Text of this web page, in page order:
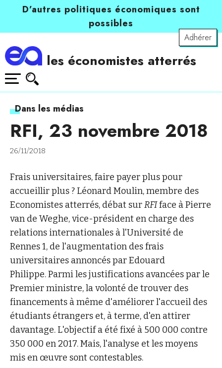
D’autres politiques économiques sont
possibles
Adhérer
les économistes atterrés
Dans les médias
RFI, 23 novembre 2018
26/11/2018
Frais universitaires, faire payer plus pour
accueillir plus ? Léonard Moulin, membre des
Economistes atterrés, débat surRFIface à Pierre
van de Weghe, vice-président en charge des
relations internationales à l'Université de
Rennes 1, de l'augmentation des frais
universitaires annoncés par Edouard
Philippe. Parmi les justifications avancées par le
Premier ministre, la volonté de trouver des
financements à même d'améliorer l'accueil des
étudiants étrangers et, à terme, d'en attirer
davantage. L'objectif a été fixé à 500 000 contre
350 000 en 2017. Mais, l'analyse et les moyens
mis en œuvre sont contestables.